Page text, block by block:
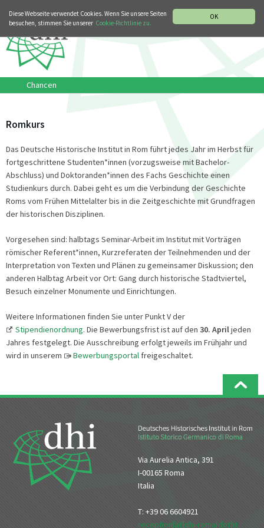
OK
Diese Webseite verwendet Cookies. Wenn Sie unsere Seiten
besuchen, stimmen Sie unserer Cookie-Richtlinie zu.
Chancen
Romkurs
Das Deutsche Historische Institut in Rom führt jedes Jahr im Herbst für
fortgeschrittene Studenten*innen (vorzugsweise mit Bachelor-
Abschluss) und Doktoranden*innen des Fachs Geschichte einen
Studienkurs durch. Dabei geht es um die Verbindung der Geschichte
Roms vom Frühen Mittelalter bis in die Zeitgeschichte mit Grundfragen
der historischen Disziplinen.
Vorgesehen sind: halbtags Seminar-Arbeit im Institut mit Vorträgen
römischer Referent*innen, Kurzreferaten der Teilnehmenden und der
Interpretation von Texten und Plänen zu gemeinsamer Diskussion; den
anderen Halbtag Arbeit vor Ort: Gang durch historische Stadtviertel,
Besuch einzelner Monumente und Einrichtungen.
Weitere Informationen finden Sie unter Punkt V der
Stipendienordnung. Die Bewerbungsfrist ist auf den 30. Apriljeden
Jahres festgelegt. Die Ausschreibung erfolgt jeweils im Frühjahr und
wird in unserem
Bewerbungsportal freigeschaltet.
Via Aurelia Antica, 391
I-00165 Roma
Italia
T: +39 06 6604921
reception[at]dhi-roma[dot]it